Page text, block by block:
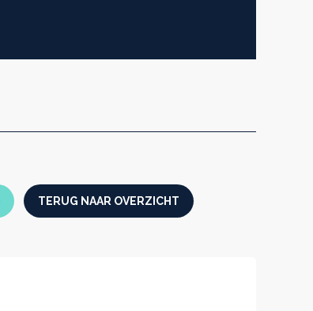
TERUG NAAR OVERZICHT